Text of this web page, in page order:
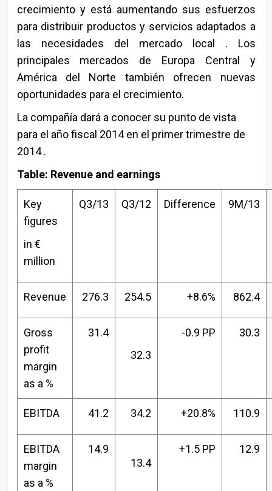
crecimiento y está aumentando sus esfuerzos
para distribuir productos y servicios adaptados a
las necesidades del mercado local . Los
principales mercados de Europa Central y
América del Norte también ofrecen nuevas
oportunidades para el crecimiento.
La compañía dará a conocer su punto de vista
para el año fiscal 2014 en el primer trimestre de
2014 .
Table: Revenue and earnings
Key
figures
in €
million
Q3/13 Q3/12 Difference 9M/13
Revenue 276.3 254.5 +8.6% 862.4
Gross
profit
margin
as a %
31.4
32.3
-0.9 PP 30.3
EBITDA 41.2 34.2 +20.8% 110.9
EBITDA
margin
as a %
14.9
13.4
+1.5 PP 12.9